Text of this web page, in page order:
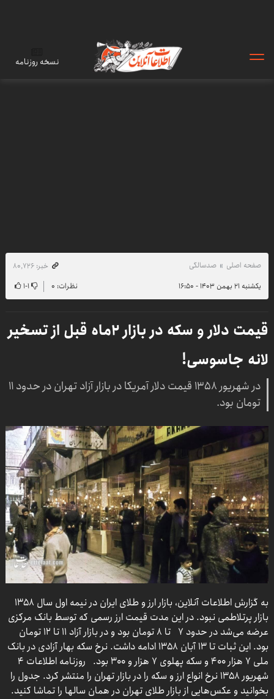
نسخه روزنامه
صفحه اصلی صدسالگی
خبر: ۸۰٬۷۲۶
یکشنبه ۲۱ بهمن ۱۴۰۳ - ۱۶:۵۰
نظرات: ۰ ۱-۱
قیمت دلار و سکه در بازار ۲ماه قبل از تسخیر
لانه جاسوسی!
در شهریور ۱۳۵۸ قیمت دلار آمریکا در بازار آزاد تهران در حدود ۱۱
تومان بود.
به گزارش اطلاعات آنلاین، بازار ارز و طلای ایران در نیمه اول سال ۱۳۵۸
بازار پرتلاطمی نبود. در این مدت قیمت ارز رسمی که توسط بانک مرکزی
عرضه می‌شد در حدود ۷ تا ۸ تومان بود و در بازار آزاد ۱۱ تا ۱۲ تومان
بود. این ثبات تا ۱۳ آبان ۱۳۵۸ ادامه داشت. نرخ سکه بهار آزادی در بانک
ملی ۷ هزار ۴۰۰ و سکه پهلوی ۷ هزار و ۳۰۰ بود. روزنامه اطلاعات ۴
شهریور ۱۳۵۸ نرخ انواع ارز و سکه را در بازار تهران را منتشر کرد. جدول را
بخوانید و عکس‌هایی از بازار طلای تهران در همان سالها را تماشا کنید.